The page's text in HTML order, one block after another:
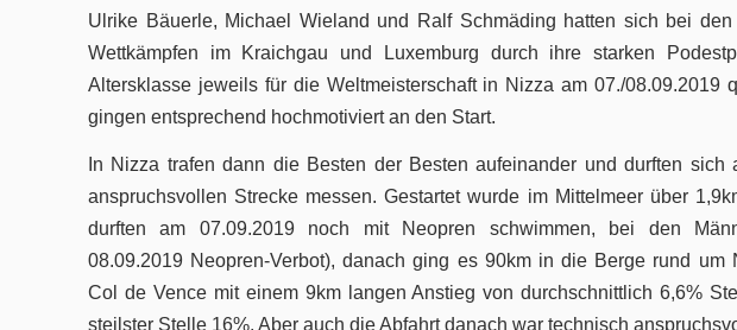
ins Nagoldtal
Ulrike Bäuerle, Michael Wieland und Ralf Schmäding hatten sich bei den
Wettkämpfen im Kraichgau und Luxemburg durch ihre starken
Altersklasse jeweils für die Weltmeisterschaft in Nizza am 07./08.09.2019
gingen entsprechend hochmotiviert an den Start.
In Nizza trafen dann die Besten der Besten aufeinander und durften sich
anspruchsvollen Strecke messen. Gestartet wurde im Mittelmeer über
durften am 07.09.2019 noch mit Neopren schwimmen, bei den
08.09.2019 Neopren-Verbot), danach ging es 90km in die Berge rund um
Col de Vence mit einem 9km langen Anstieg von durchschnittlich 6,6%
steilster Stelle 16%. Aber auch die Abfahrt danach war technisch